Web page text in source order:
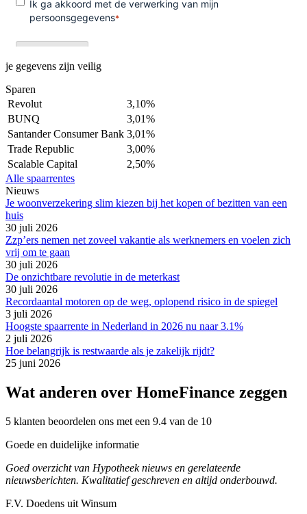
je gegevens zijn veilig
Sparen
Revolut
3,10%
BUNQ
3,01%
Santander Consumer Bank 3,01%
Trade Republic
3,00%
Scalable Capital
2,50%
Alle spaarrentes
Nieuws
Je woonverzekering slim kiezen bij het kopen of bezitten van een
huis
30 juli 2026
Zzp’ers nemen net zoveel vakantie als werknemers en voelen zich
vrij om te gaan
30 juli 2026
De onzichtbare revolutie in de meterkast
30 juli 2026
Recordaantal motoren op de weg, oplopend risico in de spiegel
3 juli 2026
Hoogste spaarrente in Nederland in 2026 nu naar 3.1%
2 juli 2026
Hoe belangrijk is restwaarde als je zakelijk rijdt?
25 juni 2026
Wat anderen over HomeFinance zeggen
5 klanten beoordelen ons met een 9.4 van de 10
Goede en duidelijke informatie
Goed overzicht van Hypotheek nieuws en gerelateerde
nieuwsberichten. Kwalitatief geschreven en altijd onderbouwd.
F.V. Doedens uit Winsum